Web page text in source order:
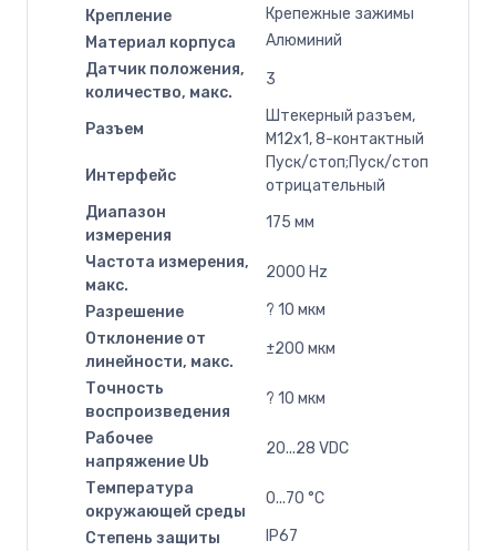
Крепление
Крепежные зажимы
Материал корпуса
Алюминий
Датчик положения,
количество, макс.
3
Разъем
Штекерный разъем,
M12x1, 8-контактный
Интерфейс
Пуск/стоп;Пуск/стоп
отрицательный
Диапазон
измерения
175 мм
Частота измерения,
макс.
2000 Hz
Разрешение
? 10 мкм
Отклонение от
линейности, макс.
±200 мкм
Точность
воспроизведения
? 10 мкм
Рабочее
напряжение Ub
20...28 VDC
Температура
окружающей среды
0...70 °C
Степень защиты
IP67